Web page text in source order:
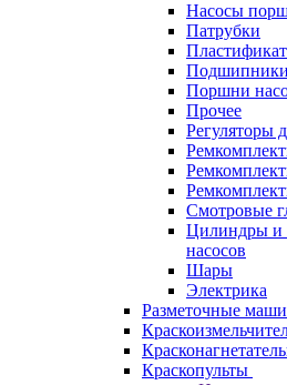
Насосы
Патрубки
Подшипники
Поршни
Прочее
Регуляторы
Смотровые
Цилиндры и
насосов
Шары
Электрика
Разметочные
Краскопульты